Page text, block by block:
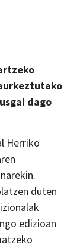
dago
Herriko
duten
edizioan